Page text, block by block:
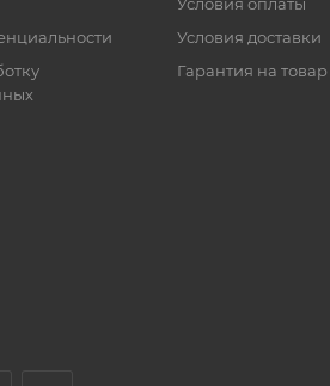
Условия доставки
Гарантия на товар